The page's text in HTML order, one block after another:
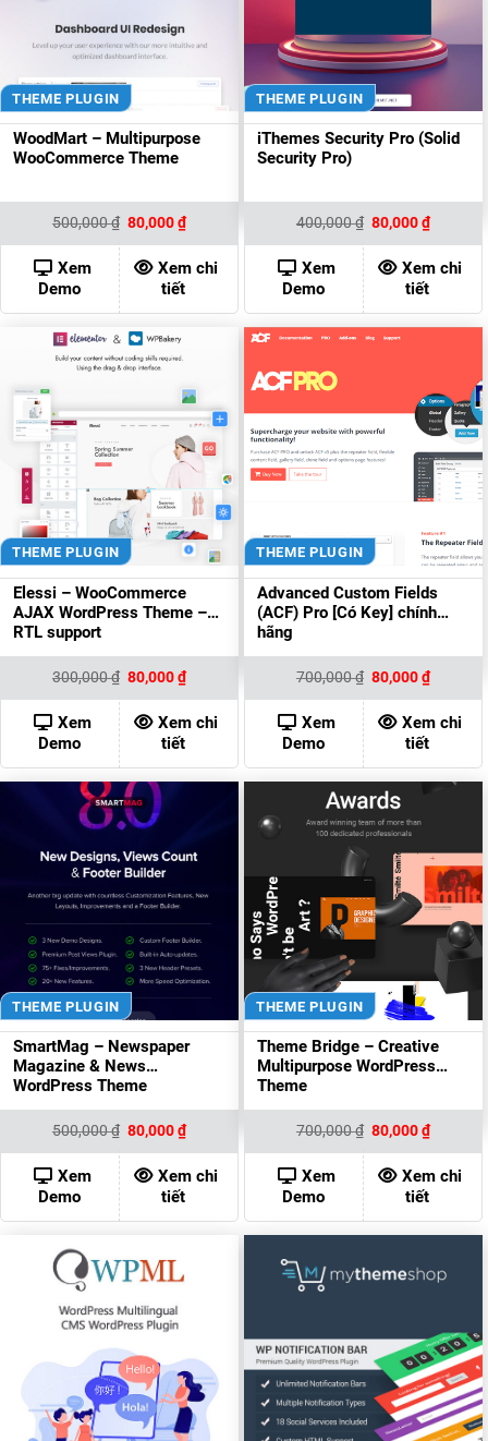
THEME PLUGIN
WoodMart – Multipurpose
WooCommerce Theme
500,000₫ Giá
gốc
là:
500,000 ₫.
80,000₫Giá
hiện
tại
là:
80,000 ₫.
Xem
Demo
Xem chi
tiết
THEME PLUGIN
iThemes Security Pro (Solid
Security Pro)
400,000₫ Giá
gốc
là:
400,000 ₫.
80,000₫Giá
hiện
tại
là:
80,000
Xem
Demo
Xem chi
tiết
THEME PLUGIN
Elessi – WooCommerce
AJAX WordPress Theme –
RTL support
300,000₫ Giá
gốc
là:
300,000 ₫.
80,000₫Giá
hiện
tại
là:
80,000 ₫.
Xem
Demo
Xem chi
tiết
THEME PLUGIN
Advanced Custom Fields
(ACF) Pro [Có Key] chính
hãng
700,000₫ Giá
gốc
là:
700,000 ₫.
80,000₫Giá
hiện
tại
là:
80,000
Xem
Demo
Xem chi
tiết
THEME PLUGIN
SmartMag – Newspaper
Magazine & News
WordPress Theme
500,000₫ Giá
gốc
là:
500,000 ₫.
80,000₫Giá
hiện
tại
là:
80,000 ₫.
Xem
Demo
Xem chi
tiết
THEME PLUGIN
Theme Bridge – Creative
Multipurpose WordPress
Theme
700,000₫ Giá
gốc
là:
700,000 ₫.
80,000₫Giá
hiện
tại
là:
80,000
Xem
Demo
Xem chi
tiết